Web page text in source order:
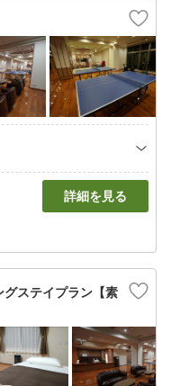
詳細を見る
ステイプラン【素